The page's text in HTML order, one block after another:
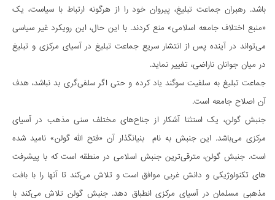
باشد. رهبران جماعت تبلیغ، پیروان خود را از هرگونه ارتباط با سیاست، یک
«منبع اختلاف جامعه اسلامی» منع کردند. با این حال، این رویکرد غیر سیاسی
می­‌تواند در آینده پس از انتشار سریع جماعت تبلیغ در آسیای مرکزی و تبلیغ
در میان جوانان ناراضی، تغییر نماید.
جماعت تبلیغ به سلفیت سوگند یاد کرده و حتی اگر سلفی­‌گری بد نباشد، هدف
آن اصلاح جامعه است.
جنبش گولن، یک استثنا آشکار از جناح­‌های مختلف سنی مذهب در آسیای
مرکزی می‌باشد. این جنبش به نام بنیانگذار آن «فتح الله گولن» نامید شده
است. جنبش گولن، مترقی‌­ترین جنبش اسلامی در منطقه است که با پیشرفت­‌
های تکنولوژیکی و دانش غربی موافق است و تلاش می­‌کند تا آن­ها را با بافت
مذهبی مسلمان در آسیای مرکزی انطباق دهد. جنبش گولن تلاش می­‌کند با